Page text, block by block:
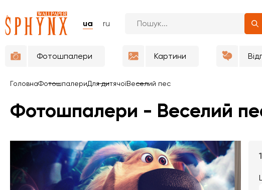
ua ru
Фотошпалери Картини
ГоловнаФотошпалериДля дитячоїВеселий пес
Фотошпалери - Веселий